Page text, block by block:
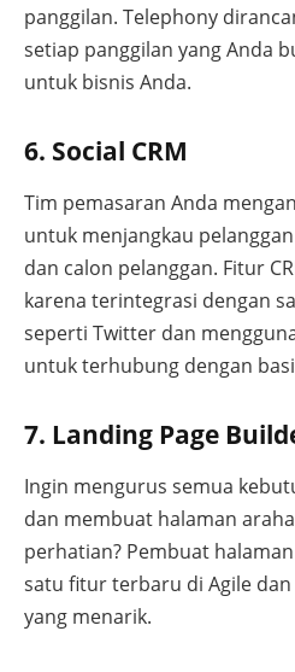
panggilan. Telephony
setiap panggilan yang Anda
untuk bisnis Anda.
6. Social CRM
Tim pemasaran Anda
untuk menjangkau
dan calon pelanggan. Fitur
karena terintegrasi dengan
seperti Twitter dan
untuk terhubung dengan
7. Landing Page
Ingin mengurus semua
dan membuat halaman
perhatian? Pembuat
satu fitur terbaru di Agile
yang menarik.